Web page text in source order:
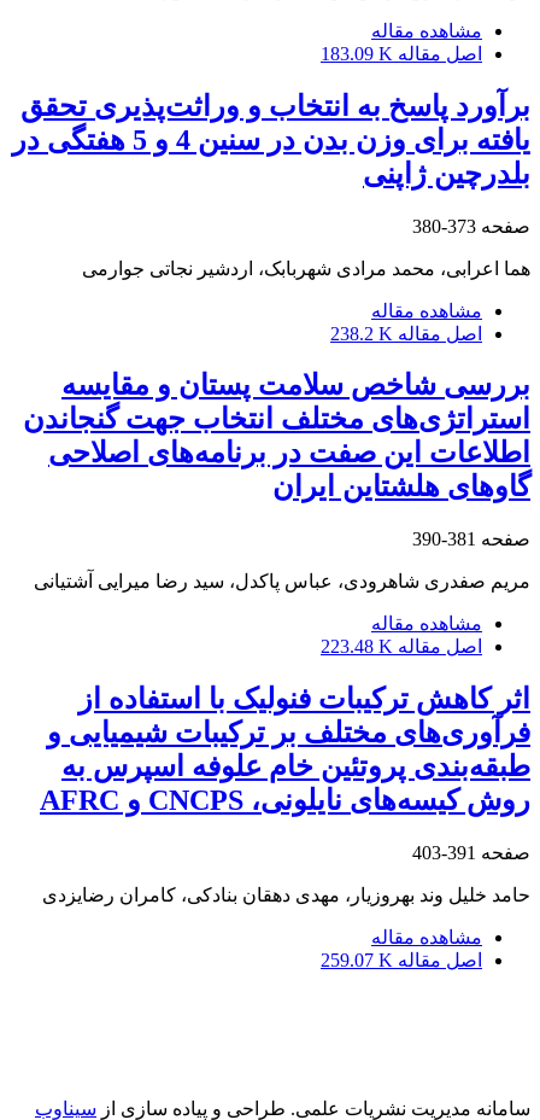
مشاهده مقاله
اصل مقاله 183.09 K
برآورد پاسخ به انتخاب و وراثت‌پذیری تحقق
یافته برای وزن بدن در سنین 4 و 5 هفتگی در
بلدرچین ژاپنی
صفحه 373-380
هما اعرابی، محمد مرادی شهربابک، اردشیر نجاتی جوارمی
مشاهده مقاله
اصل مقاله 238.2 K
بررسی شاخص سلامت پستان و مقایسه
استراتژی‌های مختلف انتخاب جهت گنجاندن
اطلاعات این صفت در برنامه‌های اصلاحی
گاوهای هلشتاین ایران
صفحه 381-390
مریم صفدری شاهرودی، عباس پاکدل، سید رضا میرایی آشتیانی
مشاهده مقاله
اصل مقاله 223.48 K
اثر کاهش ترکیبات فنولیک با استفاده از
فرآوری‌های مختلف بر ترکیبات شیمیایی و
طبقه‌بندی پروتئین خام علوفه اسپرس به
روش کیسه‌های نایلونی، CNCPS و AFRC
صفحه 391-403
حامد خلیل وند بهروزیار، مهدی دهقان بنادکی، کامران رضایزدی
مشاهده مقاله
اصل مقاله 259.07 K
سامانه مدیریت نشریات علمی. طراحی و پیاده سازی از سیناوب